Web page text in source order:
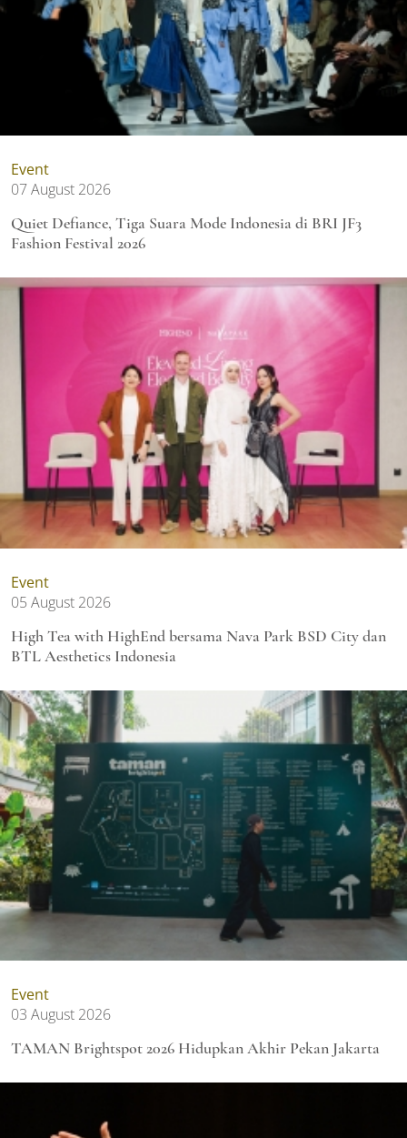
Event
07 August 2026
Quiet Defiance, Tiga Suara Mode Indonesia di BRI JF3
Fashion Festival 2026
Event
05 August 2026
High Tea with HighEnd bersama Nava Park BSD City dan
BTL Aesthetics Indonesia
Event
03 August 2026
TAMAN Brightspot 2026 Hidupkan Akhir Pekan Jakarta